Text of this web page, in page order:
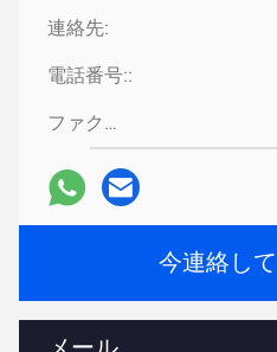
連絡先:
電話番号::
ファクシミリ::
今連絡し